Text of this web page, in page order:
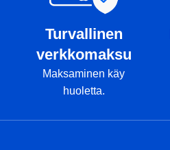
Turvallinen
verkkomaksu
Maksaminen käy
huoletta.